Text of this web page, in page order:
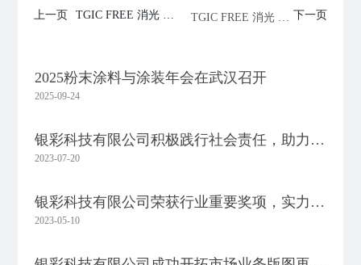
上一页
TGIC FREE 消光 户
TGIC FREE 消光 户
下一页
2025粉末涂料与涂装年会在武汉召开
2025-09-24
银彩科技有限公司积极践行社会责任，助力环
保事业发展
2023-07-20
银彩科技有限公司荣获行业重要奖项，实力再
获认可
2023-05-10